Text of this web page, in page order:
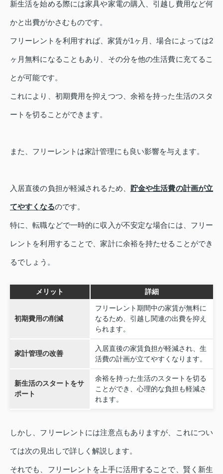
新生活を始める際には家具や家電の購入、引越し費用など何
かと出費がかさむものです。
フリーレントを利用すれば、家賃が1ヶ月、場合によっては2
ヶ月無料になることもあり、その分を他の生活費に充てるこ
とが可能です。
これにより、初期費用を抑えつつ、余裕を持った生活のスタ
ートを切ることができます。
また、フリーレントは家計管理にも良い影響を与えます。
入居直後の負担が軽減されるため、 貯金や生活費の計画が立
てやすくなるのです。
特に、転職などで一時的に収入が不安定な場合には、フリー
レントを利用することで、家計に余裕を持たせることができ
るでしょう。
メリット 詳細
初期費用の削減
フリーレント期間中の家賃が無料に
なるため、引越し関連の出費を抑え
られます。
家計管理の改善
入居直後の家賃負担が軽減され、生
活費の計画が立てやすくなります。
新生活のスタートをサ
ポート
余裕を持った生活のスタートを切る
ことができ、心理的な負担も軽減さ
れます。
しかし、フリーレントには注意点もありますが、これについ
ては次の見出しで詳しく解説します。
それでも、フリーレントを上手に活用することで、賢く新生